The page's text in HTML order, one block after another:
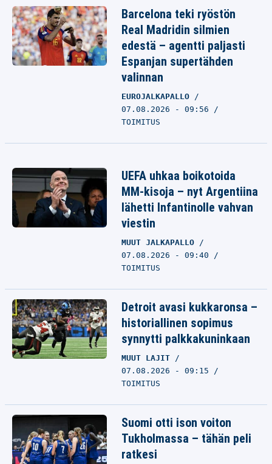
Barcelona teki ryöstön
Real Madridin silmien
edestä – agentti paljasti
Espanjan supertähden
valinnan
EUROJALKAPALLO
07.08.2026 - 09:56
TOIMITUS
UEFA uhkaa boikotoida
MM-kisoja – nyt Argentiina
lähetti Infantinolle vahvan
viestin
MUUT JALKAPALLO
07.08.2026 - 09:40
TOIMITUS
Detroit avasi kukkaronsa –
historiallinen sopimus
synnytti palkkakuninkaan
MUUT LAJIT
07.08.2026 - 09:15
TOIMITUS
Suomi otti ison voiton
Tukholmassa – tähän peli
ratkesi